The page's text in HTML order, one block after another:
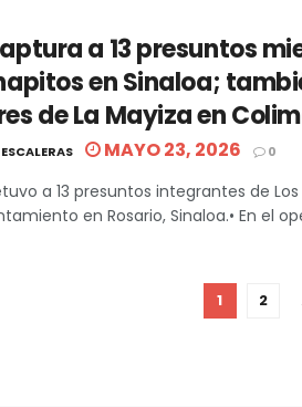
a 13 presuntos
en Sinaloa;
de La Mayiza en
MAYO 23, 2026 0
a 13 presuntos integrantes de
en Rosario, Sinaloa.• En el
1 2